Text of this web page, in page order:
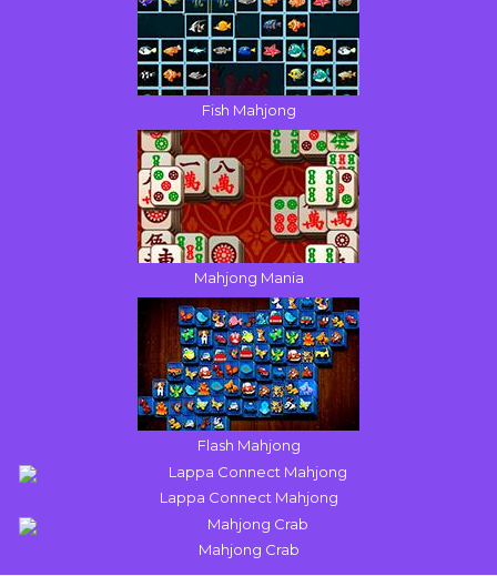
Fish Mahjong
Mahjong Mania
Flash Mahjong
Lappa Connect Mahjong
Mahjong Crab